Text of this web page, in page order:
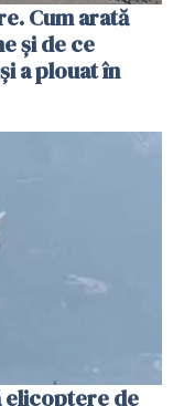
Cum arată
și de ce
a plouat în
elicoptere de